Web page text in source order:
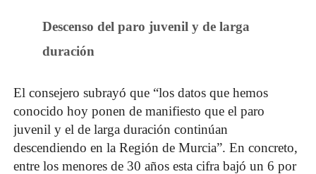
Descenso del paro juvenil y de larga
duración
El consejero subrayó que “los datos que hemos
conocido hoy ponen de manifiesto que el paro
juvenil y el de larga duración continúan
descendiendo en la Región de Murcia”. En concreto,
entre los menores de 30 años esta cifra bajó un 6 por